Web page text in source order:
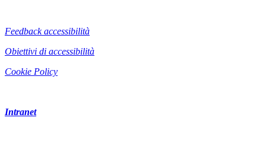
Feedback accessibilità
Obiettivi di accessibilità
Cookie Policy
Intranet